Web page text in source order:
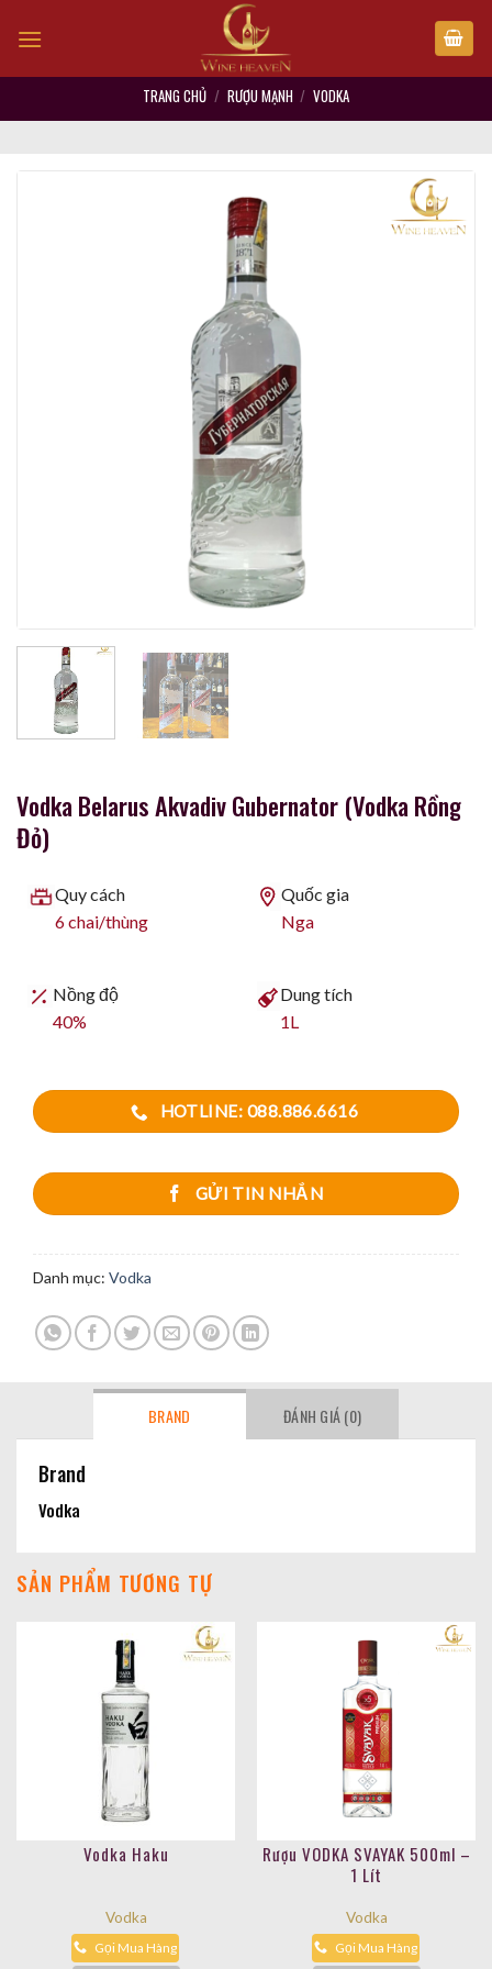
TRANG CHỦ / RƯỢU MẠNH / VODKA
Vodka Belarus Akvadiv Gubernator (Vodka Rồng
Đỏ)
Quy cách
6 chai/thùng
Quốc gia
Nga
Nồng độ
40%
Dung tích
1L
HOTLINE: 088.886.6616
GỬI TIN NHẮN
Danh mục: Vodka
BRAND ĐÁNH GIÁ (0)
Brand
Vodka
SẢN PHẨM TƯƠNG TỰ
Vodka Haku
Vodka
Gọi Mua Hàng
Rượu VODKA SVAYAK 500ml –
1 Lít
Vodka
Gọi Mua Hàng